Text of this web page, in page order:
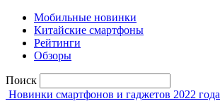
Мобильные новинки
Китайские смартфоны
Рейтинги
Обзоры
Поиск
Новинки смартфонов и гаджетов 2022 года